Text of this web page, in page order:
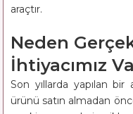
araçtır.
Neden
İhtiyacımız
Son yıllarda yapılan
ürünü satın almadan